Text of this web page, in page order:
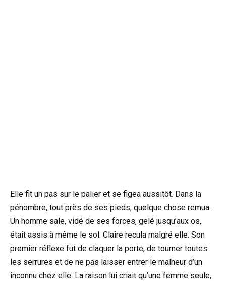
Elle fit un pas sur le palier et se figea aussitôt. Dans la
pénombre, tout près de ses pieds, quelque chose remua.
Un homme sale, vidé de ses forces, gelé jusqu’aux os,
était assis à même le sol. Claire recula malgré elle. Son
premier réflexe fut de claquer la porte, de tourner toutes
les serrures et de ne pas laisser entrer le malheur d’un
inconnu chez elle. La raison lui criait qu’une femme seule,